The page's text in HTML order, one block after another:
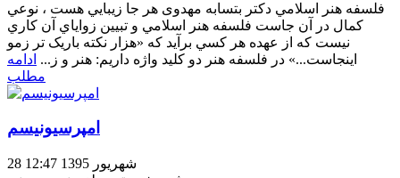
فلسفه هنر اسلامي دکتر بتسابه مهدوی هر جا زيبايي هست ، نوعي
کمال در آن جاست فلسفه هنر اسلامي و تبيين زواياي آن کاري
نيست که از عهده هر کسي برآيد که «هزار نکته باريک ‌تر زمو
اينجاست...» در فلسفه هنر دو کليد واژه داريم: هنر و ز... ادامه
مطلب
امپرسیونیسم
28 شهریور 1395 12:47